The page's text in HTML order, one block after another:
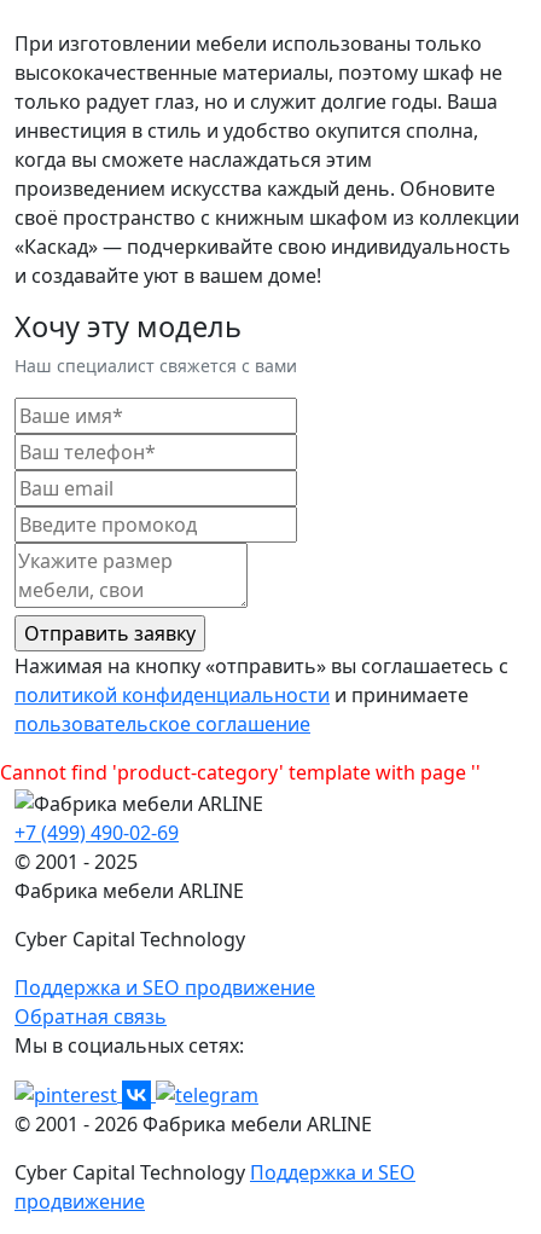
При изготовлении мебели использованы только
высококачественные материалы, поэтому шкаф не
только радует глаз, но и служит долгие годы. Ваша
инвестиция в стиль и удобство окупится сполна,
когда вы сможете наслаждаться этим
произведением искусства каждый день. Обновите
своё пространство с книжным шкафом из коллекции
«Каскад» — подчеркивайте свою индивидуальность
и создавайте уют в вашем доме!
Хочу эту модель
Наш специалист свяжется с вами
Нажимая на кнопку «отправить» вы соглашаетесь с
политикой конфиденциальности и принимаете
пользовательское соглашение
Cannot find 'product-category' template with page ''
+7 (499) 490-02-69
© 2001 - 2025
Фабрика мебели ARLINE
Cyber Capital Technology
Поддержка и SEO продвижение
Обратная связь
Мы в социальных сетях:
© 2001 -2026Фабрика мебели ARLINE
Cyber Capital Technology Поддержка и SEO
продвижение